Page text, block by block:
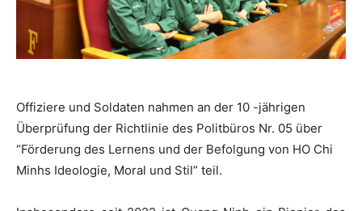
Offiziere und Soldaten nahmen an der 10 -jährigen
Überprüfung der Richtlinie des Politbüros Nr. 05 über
“Förderung des Lernens und der Befolgung von HO Chi
Minhs Ideologie, Moral und Stil” teil.